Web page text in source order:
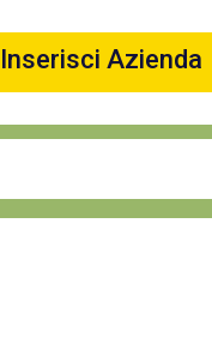
Inserisci Azienda